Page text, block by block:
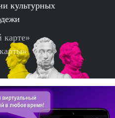
культурных